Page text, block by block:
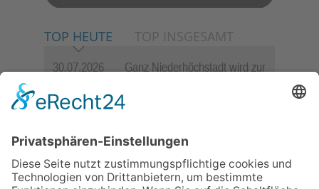
TOP HEUTE TOP INSGESAMT
30.07.2026
Ganz Niederhöchstadt wird zur
06.08.2026
Jugendchor Hochtaunus
Programm „Changes“
Sommerabend: Der Rettershof